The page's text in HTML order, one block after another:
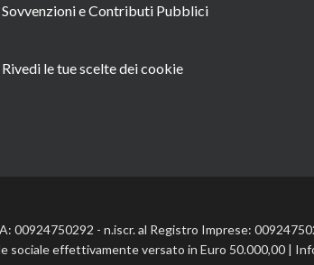
Sovvenzioni e Contributi Pubblici
Rivedi le tue scelte dei cookie
00924750292 - n.iscr. al Registro Imprese:
sociale effettivamente versato in Euro 50.000,00 |